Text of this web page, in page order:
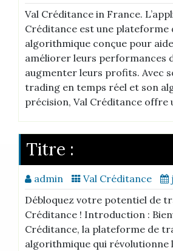
Val Créditance in France.
Créditance est une plateforme
algorithmique conçue pour
améliorer leurs performances
augmenter leurs profits. Avec
trading en temps réel et son
précision, Val Créditance offre
Titre :
admin Val Créditance
Débloquez votre potentiel de
Créditance ! Introduction :
Créditance, la plateforme de
algorithmique qui révolutionne